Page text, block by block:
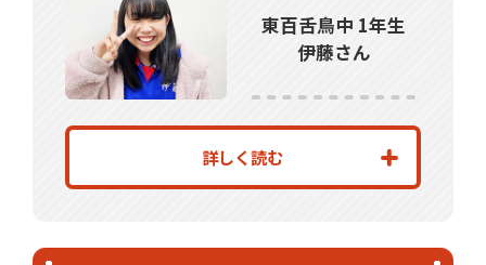
東百舌鳥中 1年生
伊藤さん
詳しく読む